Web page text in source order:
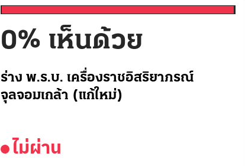
0% เห็นด้วย
ร่าง พ.ร.บ. เครื่องราชอิสริยาภรณ์
จุลจอมเกล้า (แก้ใหม่)
ไม่ผ่าน